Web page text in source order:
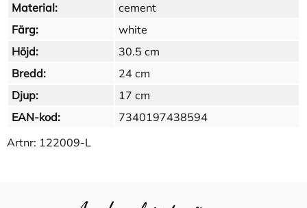
Material:
cement
Färg:
white
Höjd:
30.5 cm
Bredd:
24 cm
Djup:
17 cm
EAN-kod:
7340197438594
Artnr: 122009-L